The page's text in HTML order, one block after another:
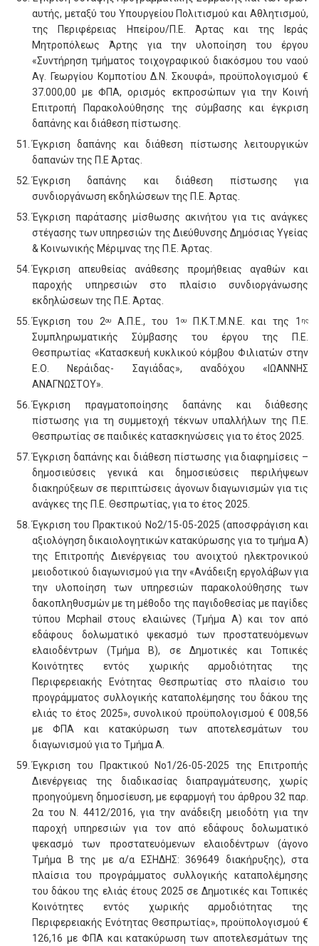
αυτής, μεταξύ του Υπουργείου Πολιτισμού και Αθλητισμού,
της Περιφέρειας Ηπείρου/Π.Ε. Άρτας και της Ιεράς
Μητροπόλεως Άρτης για την υλοποίηση του έργου
«Συντήρηση τμήματος τοιχογραφικού διακόσμου του ναού
Αγ. Γεωργίου Κομποτίου Δ.Ν. Σκουφά», προϋπολογισμού €
37.000,00 με ΦΠΑ, ορισμός εκπροσώπων για την Κοινή
Επιτροπή Παρακολούθησης της σύμβασης και έγκριση
δαπάνης και διάθεση πίστωσης.
Έγκριση δαπάνης και διάθεση πίστωσης λειτουργικών
δαπανών της Π.Ε Άρτας.
Έγκριση δαπάνης και διάθεση πίστωσης για
συνδιοργάνωση εκδηλώσεων της Π.Ε. Άρτας.
Έγκριση παράτασης μίσθωσης ακινήτου για τις ανάγκες
στέγασης των υπηρεσιών της Διεύθυνσης Δημόσιας Υγείας
& Κοινωνικής Μέριμνας της Π.Ε. Άρτας.
Έγκριση απευθείας ανάθεσης προμήθειας αγαθών και
παροχής υπηρεσιών στο πλαίσιο συνδιοργάνωσης
εκδηλώσεων της Π.Ε. Άρτας.
Έγκριση του 2ου Α.Π.Ε., του 1 ουΠ.Κ.Τ.Μ.Ν.Ε. και της 1 ης
Συμπληρωματικής Σύμβασης του έργου της Π.Ε.
Θεσπρωτίας «Κατασκευή κυκλικού κόμβου Φιλιατών στην
Ε.Ο. Νεράιδας- Σαγιάδας», αναδόχου «ΙΩΑΝΝΗΣ
ΑΝΑΓΝΩΣΤΟΥ».
Έγκριση πραγματοποίησης δαπάνης και διάθεσης
πίστωσης για τη συμμετοχή τέκνων υπαλλήλων της Π.Ε.
Θεσπρωτίας σε παιδικές κατασκηνώσεις για το έτος 2025.
Έγκριση δαπάνης και διάθεση πίστωσης για διαφημίσεις –
δημοσιεύσεις γενικά και δημοσιεύσεις περιλήψεων
διακηρύξεων σε περιπτώσεις άγονων διαγωνισμών για τις
ανάγκες της Π.Ε. Θεσπρωτίας, για το έτος 2025.
Έγκριση του Πρακτικού Νο2/15-05-2025 (αποσφράγιση και
αξιολόγηση δικαιολογητικών κατακύρωσης για το τμήμα Α)
της Επιτροπής Διενέργειας του ανοιχτού ηλεκτρονικού
μειοδοτικού διαγωνισμού για την «Ανάδειξη εργολάβων για
την υλοποίηση των υπηρεσιών παρακολούθησης των
δακοπληθυσμών με τη μέθοδο της παγιδοθεσίας με παγίδες
τύπου Mcphail στους ελαιώνες (Τμήμα Α) και τον από
εδάφους δολωματικό ψεκασμό των προστατευόμενων
ελαιοδέντρων (Τμήμα Β), σε Δημοτικές και Τοπικές
Κοινότητες εντός χωρικής αρμοδιότητας της
Περιφερειακής Ενότητας Θεσπρωτίας στο πλαίσιο του
προγράμματος συλλογικής καταπολέμησης του δάκου της
ελιάς το έτος 2025», συνολικού προϋπολογισμού € 008,56
με ΦΠΑ και κατακύρωση των αποτελεσμάτων του
διαγωνισμού για το Τμήμα Α.
Έγκριση του Πρακτικού Νο1/26-05-2025 της Επιτροπής
Διενέργειας της διαδικασίας διαπραγμάτευσης, χωρίς
προηγούμενη δημοσίευση, με εφαρμογή του άρθρου 32 παρ.
2α του Ν. 4412/2016, για την ανάδειξη μειοδότη για την
παροχή υπηρεσιών για τον από εδάφους δολωματικό
ψεκασμό των προστατευόμενων ελαιοδέντρων (άγονο
Τμήμα Β της με α/α ΕΣΗΔΗΣ: 369649 διακήρυξης), στα
πλαίσια του προγράμματος συλλογικής καταπολέμησης
του δάκου της ελιάς έτους 2025 σε Δημοτικές και Τοπικές
Κοινότητες εντός χωρικής αρμοδιότητας της
Περιφερειακής Ενότητας Θεσπρωτίας», προϋπολογισμού €
126,16 με ΦΠΑ και κατακύρωση των αποτελεσμάτων της